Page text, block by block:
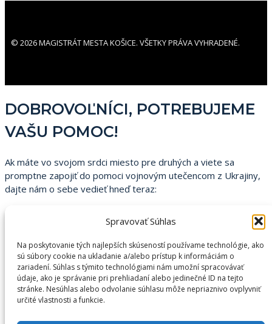
Spravovať Súhlas
Na poskytovanie tých najlepších skúseností používame technológie, ako
sú súbory cookie na ukladanie a/alebo prístup k informáciám o
zariadení. Súhlas s týmito technológiami nám umožní spracovávať
údaje, ako je správanie pri prehliadaní alebo jedinečné ID na tejto
stránke. Nesúhlas alebo odvolanie súhlasu môže nepriaznivo ovplyvniť
určité vlastnosti a funkcie.
© 2026 MAGISTRÁT MESTA KOŠICE. VŠETKY PRÁVA VYHRADENÉ.
DOBROVOĽNÍCI, POTREBUJEME
VAŠU POMOC!
Ak máte vo svojom srdci miesto pre druhých a viete sa
promptne zapojiť do pomoci vojnovým utečencom z Ukrajiny,
dajte nám o sebe vedieť hneď teraz:
Posily hľadáme:
do call centra mesta Košice, kde poskytujeme utečencom
i širokej verejnosti dôležité informácie a usmernenia,
do K13 na Kukučínovej 2, kde prebieha materiálna zbierka